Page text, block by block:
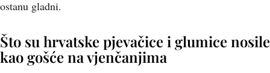
ostanu gladni.
Što su hrvatske pjevačice i glumice nosile
kao gošće na vjenčanjima